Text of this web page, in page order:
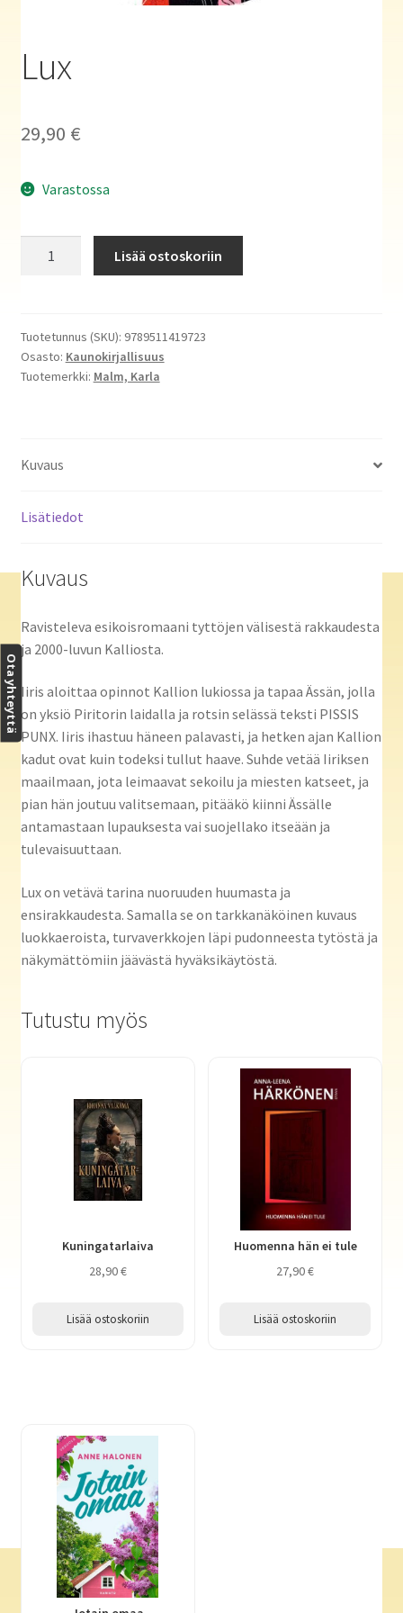
Lux
29,90 €
Varastossa
Lisää ostoskoriin
Tuotetunnus (SKU): 9789511419723
Osasto: Kaunokirjallisuus
Tuotemerkki: Malm, Karla
Kuvaus
Lisätiedot
Kuvaus
Ravisteleva esikoisromaani tyttöjen välisestä rakkaudesta
ja 2000-luvun Kalliosta.
Iiris aloittaa opinnot Kallion lukiossa ja tapaa Ässän, jolla
on yksiö Piritorin laidalla ja rotsin selässä teksti PISSIS
PUNX. Iiris ihastuu häneen palavasti, ja hetken ajan Kallion
kadut ovat kuin todeksi tullut haave. Suhde vetää Iiriksen
maailmaan, jota leimaavat sekoilu ja miesten katseet, ja
pian hän joutuu valitsemaan, pitääkö kiinni Ässälle
antamastaan lupauksesta vai suojellako itseään ja
tulevaisuuttaan.
Lux on vetävä tarina nuoruuden huumasta ja
ensirakkaudesta. Samalla se on tarkkanäköinen kuvaus
luokkaeroista, turvaverkkojen läpi pudonneesta tytöstä ja
näkymättömiin jäävästä hyväksikäytöstä.
Tutustu myös
Kuningatarlaiva
28,90€
Lisää ostoskoriin
Huomenna hän ei tule
27,90€
Lisää ostoskoriin
Ota yhteyttä